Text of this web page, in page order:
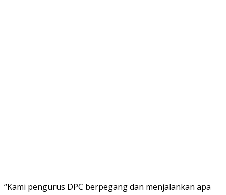
“Kami pengurus DPC berpegang dan menjalankan apa